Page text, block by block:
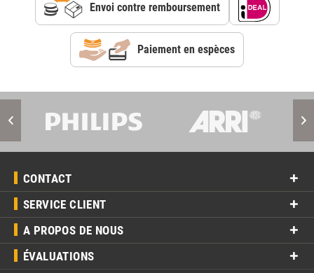
Envoi contre remboursement
Paiement en espèces
CONTACT
SERVICE CLIENT
A PROPOS DE NOUS
ÉVALUATIONS